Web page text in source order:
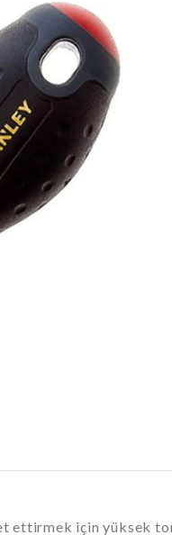
ettirmek için yüksek